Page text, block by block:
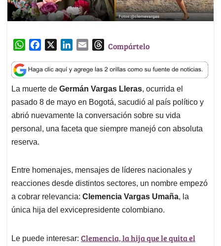
W
a
t
s
A
p
p
c
e
b
o
o
k
n
k
e
d
I
n
a
i
T
r
e
a
d
s
Compártelo
La muerte de Germán Vargas Lleras, ocurrida el
pasado 8 de mayo en Bogotá, sacudió al país político y
abrió nuevamente la conversación sobre su vida
personal, una faceta que siempre manejó con absoluta
reserva.
Entre homenajes, mensajes de líderes nacionales y
reacciones desde distintos sectores, un nombre empezó
a cobrar relevancia: Clemencia Vargas Umaña, la
única hija del exvicepresidente colombiano.
Le puede interesar: Clemencia, la hija que le quita el